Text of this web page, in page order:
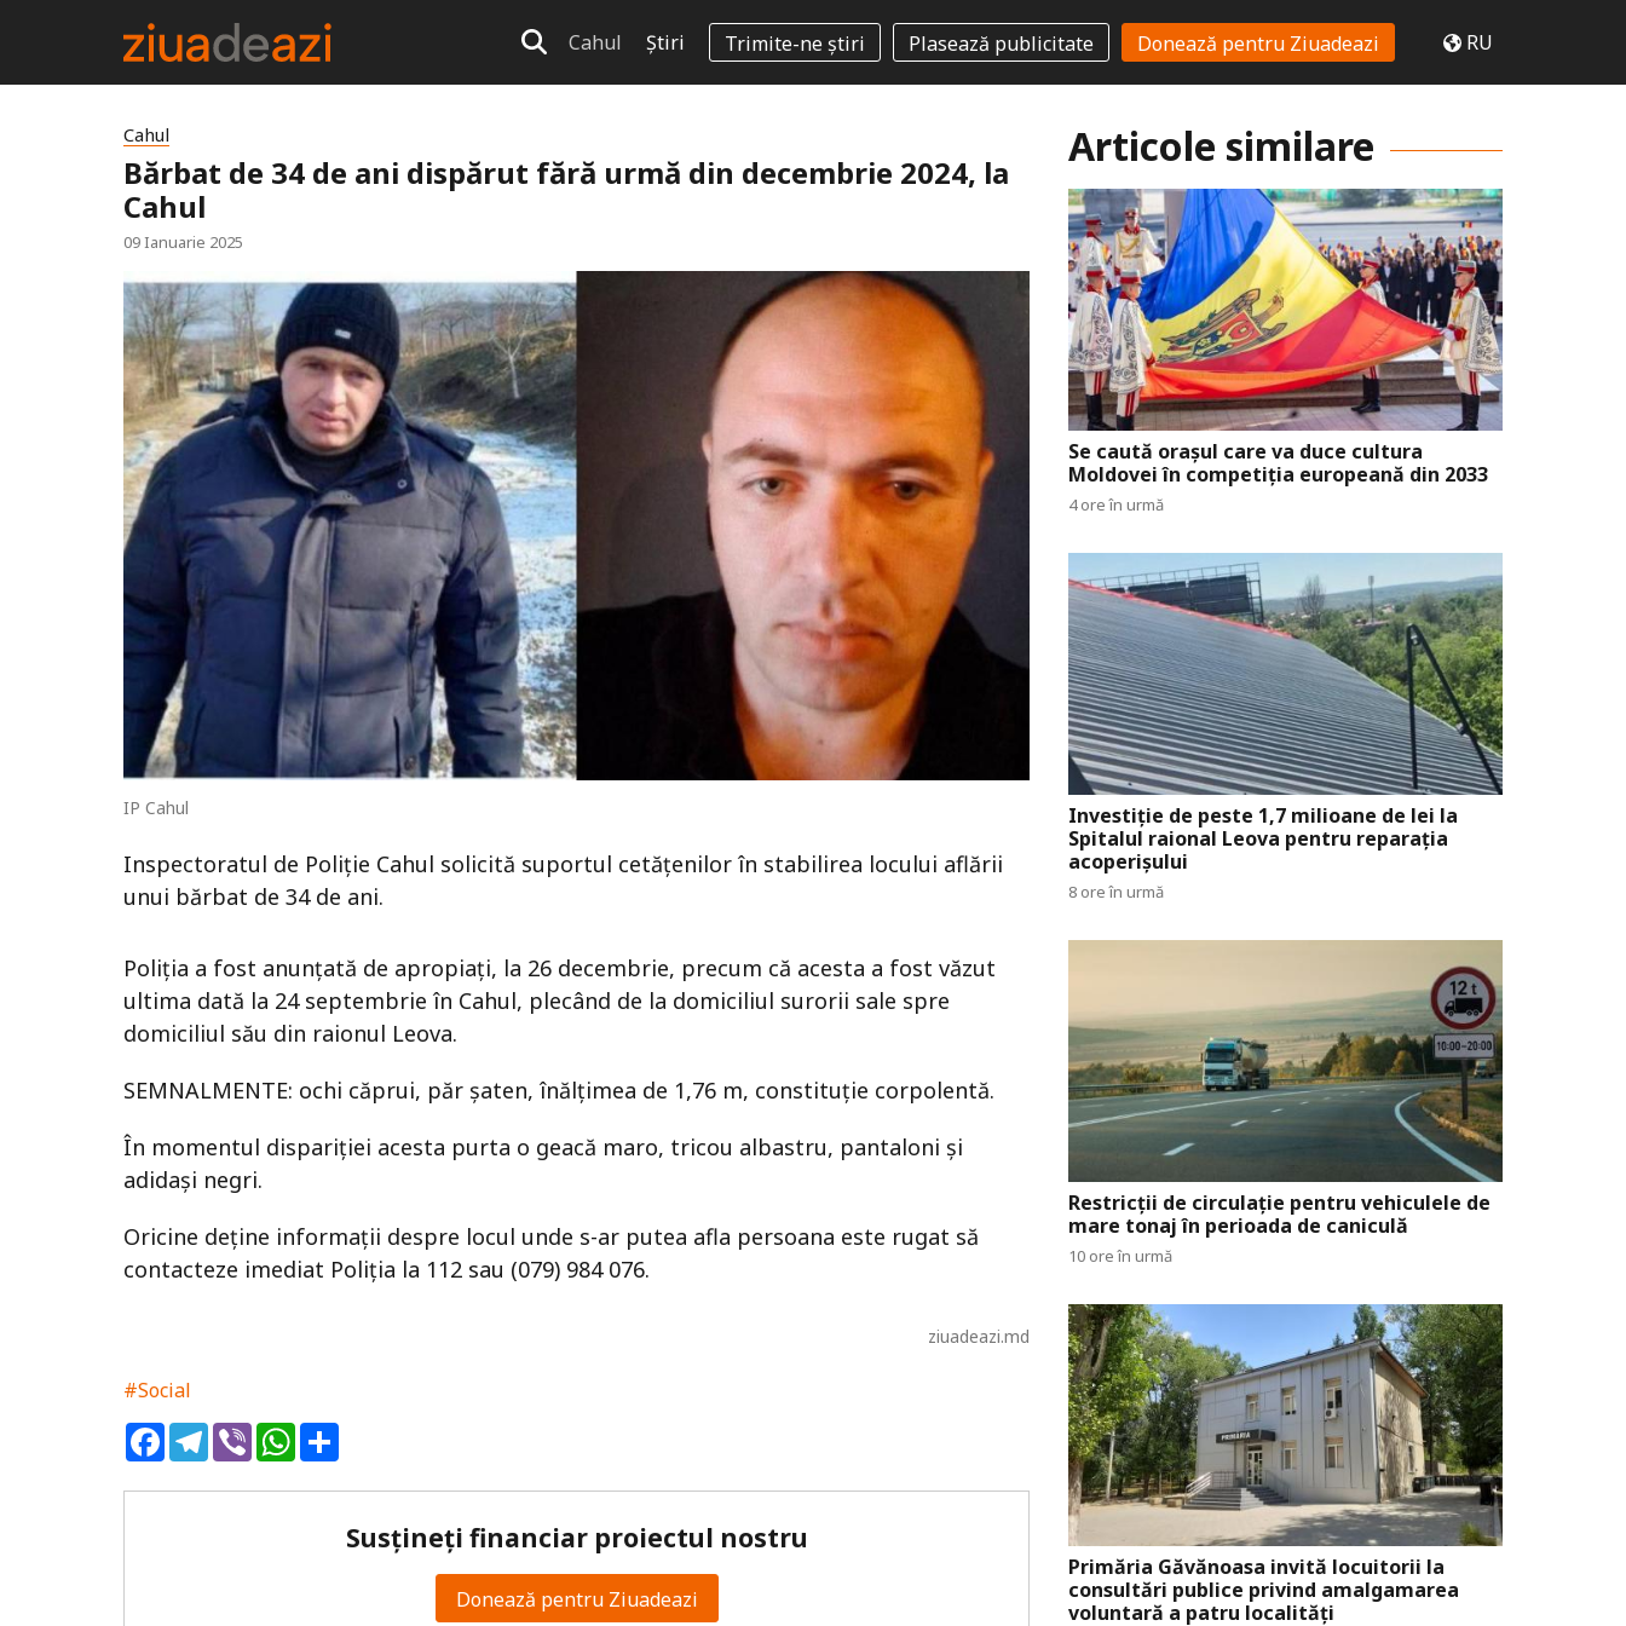
Cahul Știri Trimite-ne știri Plasează publicitate Donează pentru Ziuadeazi RU
Cahul
Bărbat de 34 de ani dispărut fără urmă din decembrie 2024, la
Cahul
09 Ianuarie 2025
IP Cahul
Inspectoratul de Poliție Cahul solicită suportul cetățenilor în stabilirea locului aflării
unui bărbat de 34 de ani.
Poliția a fost anunțată de apropiați, la 26 decembrie, precum că acesta a fost văzut
ultima dată la 24 septembrie în Cahul, plecând de la domiciliul surorii sale spre
domiciliul său din raionul Leova.
SEMNALMENTE: ochi căprui, păr șaten, înălțimea de 1,76 m, constituție corpolentă.
În momentul dispariției acesta purta o geacă maro, tricou albastru, pantaloni și
adidași negri.
Oricine deține informații despre locul unde s-ar putea afla persoana este rugat să
contacteze imediat Poliția la 112 sau (079) 984 076.
ziuadeazi.md
#Social
FacebookTelegram
ViberWhatsApp
Susțineți financiar proiectul nostru
Donează pentru Ziuadeazi
Articole similare
Se caută orașul care va duce cultura
Moldovei în competiția europeană din 2033
4 ore în urmă
Investiție de peste 1,7 milioane de lei la
Spitalul raional Leova pentru reparația
acoperișului
8 ore în urmă
Restricții de circulație pentru vehiculele de
mare tonaj în perioada de caniculă
10 ore în urmă
Primăria Găvănoasa invită locuitorii la
consultări publice privind amalgamarea
voluntară a patru localități